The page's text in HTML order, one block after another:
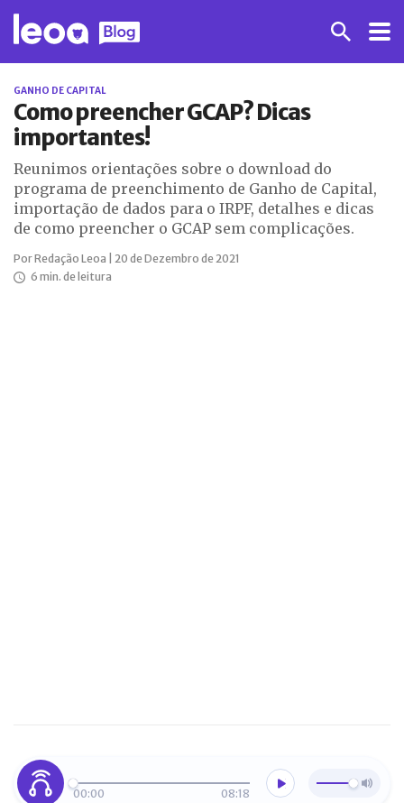
GANHO DE CAPITAL
Como preencher GCAP? Dicas
importantes!
Reunimos orientações sobre o download do
programa de preenchimento de Ganho de Capital,
importação de dados para o IRPF, detalhes e dicas
de como preencher o GCAP sem complicações.
Por Redação Leoa | 20 de Dezembro de 2021
6 min. de leitura
00:00 08:18